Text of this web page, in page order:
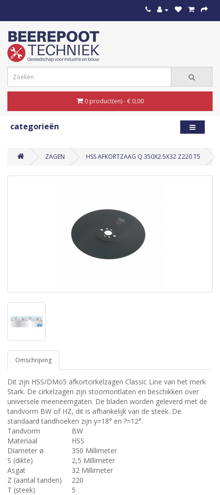
0 product(en) - € 0,00
categorieën
ZAGEN HSS AFKORTZAAG Q 350X2.5X32 Z220 T5
Omschrijving
Dit zijn HSS/DMo5 afkortcirkelzagen Classic Line van het merk
Stark. De cirkelzagen zijn stoomontlaten en beschikken over
universele meeneemgaten. De bladen worden geleverd met de
tandvorm BW of HZ, dit is afhankelijk van de steek. De
standaard tandhoeken zijn y=18° en ?=12°.
Tandvorm
BW
Materiaal
HSS
Diameter ø
350 Millimeter
S (dikte)
2,5 Millimeter
Asgat
32 Millimeter
Z (aantal tanden)
220
T (steek)
5